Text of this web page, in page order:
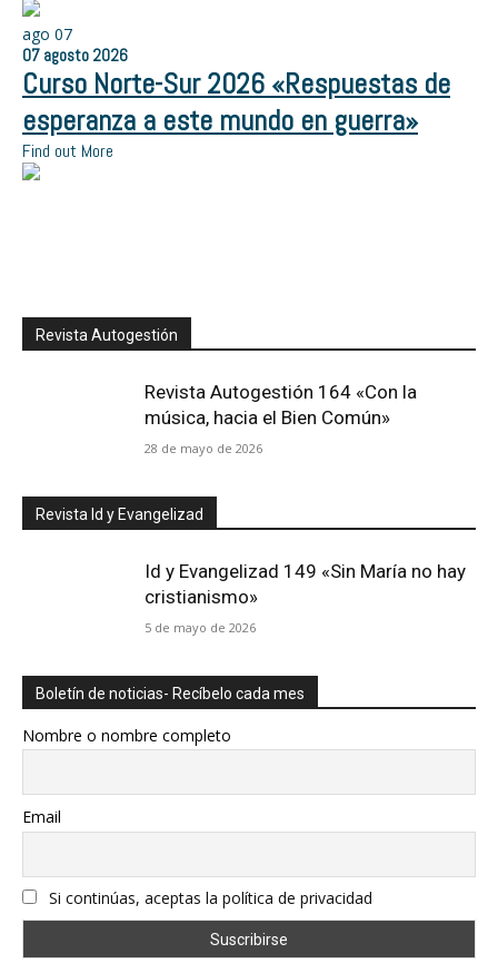
ago 07
07 agosto 2026
Curso Norte-Sur 2026 «Respuestas de
esperanza a este mundo en guerra»
Find out More
Revista Autogestión
Revista Autogestión 164 «Con la
música, hacia el Bien Común»
28 de mayo de 2026
Revista Id y Evangelizad
Id y Evangelizad 149 «Sin María no hay
cristianismo»
5 de mayo de 2026
Boletín de noticias- Recíbelo cada mes
Nombre o nombre completo
Email
Si continúas, aceptas la política de privacidad